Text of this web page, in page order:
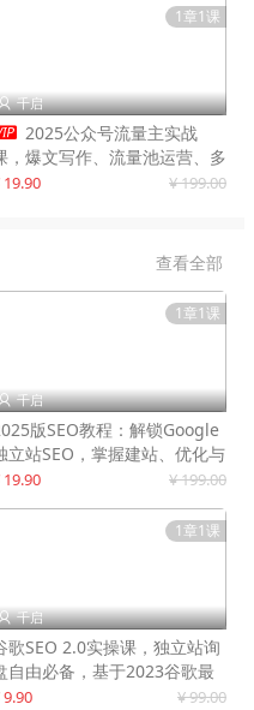
1章1课
千启
2025公众号流量主实战
，爆文写作、流量池运营、多
台分发，新手日入千元月赚5
19.90 ¥ 199.00
查看全部
1章1课
千启
版SEO教程：解锁Google
立站SEO，掌握建站、优化与
现技巧
19.90 ¥ 199.00
1章1课
千启
歌SEO 2.0实操课，独立站询
自由必备，基于2023谷歌最
算法录制
9.90 ¥ 99.00